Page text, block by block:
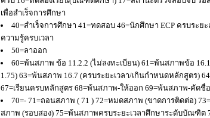
เพื่อสำเร็จการศึกษา
40=สำเร็จการศึกษา 41=ทดสอบ 46=นักศึกษา ECP ครบระ
ความรู้ครบเวลา
50=ลาออก
60=พ้นสภาพ ข้อ 11.2.2 (ไม่ลงทะเบียน) 61=พ้นสภาพข้อ
1.75) 63=พ้นสภาพ 16.7 (ครบระยะเวลา/เกินกำหนดหลักสูตร)
67=เรียนครบหลักสูตร 68=พ้นสภาพ-ให้ออก 69=พ้นสภาพ-คัดชื่
70=- 71=ถอนสภาพ ( 71 ) 72=หมดสภาพ (ขาดการติดต่อ)
สภาพ (รอบสอง) 75=พ้นสภาพครบระยะเวลาศึกษาระดับบัณฑิ